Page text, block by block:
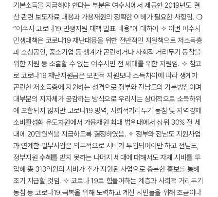
기본소득을 지급해야 한다는 부분은 여수시에서 제공한 2019년도 결
산 관련 보도자료 내용과 가용재원의 정확한 이해가 필요한 사항임. ❍
“여수시 코로나19 민생지원 대책 발표 내용”에 대하여 ✧ 이번 여수시
민생대책은 코로나19 재난대응을 위한 전반적인 지원책으로 저소득층
과 소상공인, 중소기업 등 생계가 곤란하거나 사회적 거리두기 동참을
위한 지원 등 소홀할 수 없는 여수시민 전 세대를 위한 지원임. ✧ 참고
로 코로나19 재난지원금은 보편적 지원보다 소득차이에 따라 생계가
곤란한 저소득층에 지원하는 성격으로 정부와 전남도의 기본방침이며
대부분의 지자체가 공감하는 방식으로 우리시는 상대적으로 소득하위
에 포함되지 않지만 코로나19 방역, 사회적거리두기 동참 및 지역경제
소비활성화 유도차원에서 가용재원 최대 범위내에서 상위 30% 전 세
대에 20만원씩을 지급하도록 결정하였음. ✧ 정부와 전남도 지원사업
과 연계한 일부사업은 의무적으로 시비가 투입되어야만 하고 전남도,
정부지원 수혜를 받지 못하는 나머지 세대에 대해서도 자체 시비를 투
입해 총 313억원의 시비가 추가 지원된 사업으로 충분한 홍보를 통해
조기 지급할 것임. ✧ 코로나 19로 힘들어하는 계층과 사회적 거리두기
동참 등 코로나19 극복을 위해 노력하고 계신 시민들을 위해 조금이나